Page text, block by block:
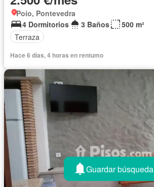
Poio, Pontevedra
4 Dormitorios
3 Baños
500 m²
Terraza
Hace 6 días, 4 horas en rentumo
Guardar búsqueda